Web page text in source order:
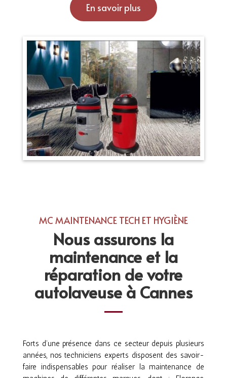
En savoir plus
MC MAINTENANCE TECH ET HYGIÈNE
Nous assurons la
maintenance et la
réparation de votre
autolaveuse à Cannes
Forts d’une présence dans ce secteur depuis plusieurs
années, nos techniciens experts disposent des savoir-
faire indispensables pour réaliser la maintenance de